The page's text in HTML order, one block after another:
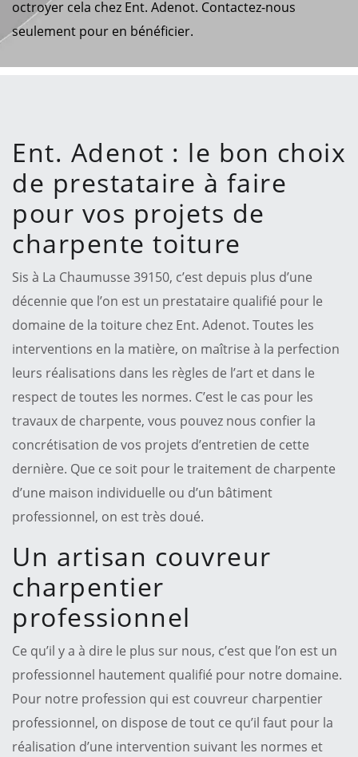
octroyer cela chez Ent. Adenot. Contactez-nous
seulement pour en bénéficier.
Ent. Adenot : le bon choix
de prestataire à faire
pour vos projets de
charpente toiture
Sis à La Chaumusse 39150, c’est depuis plus d’une
décennie que l’on est un prestataire qualifié pour le
domaine de la toiture chez Ent. Adenot. Toutes les
interventions en la matière, on maîtrise à la perfection
leurs réalisations dans les règles de l’art et dans le
respect de toutes les normes. C’est le cas pour les
travaux de charpente, vous pouvez nous confier la
concrétisation de vos projets d’entretien de cette
dernière. Que ce soit pour le traitement de charpente
d’une maison individuelle ou d’un bâtiment
professionnel, on est très doué.
Un artisan couvreur
charpentier
professionnel
Ce qu’il y a à dire le plus sur nous, c’est que l’on est un
professionnel hautement qualifié pour notre domaine.
Pour notre profession qui est couvreur charpentier
professionnel, on dispose de tout ce qu’il faut pour la
réalisation d’une intervention suivant les normes et